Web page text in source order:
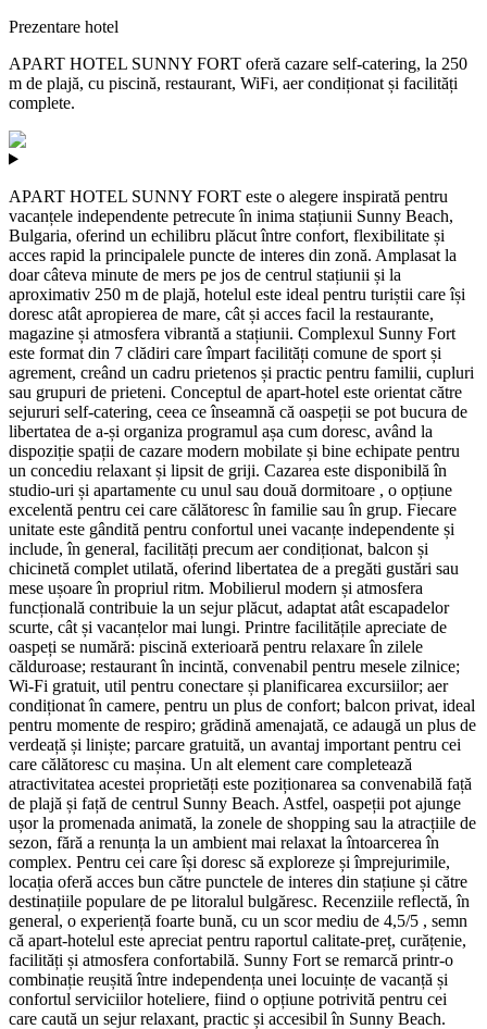
Prezentare hotel
APART HOTEL SUNNY FORT oferă cazare self-catering, la 250
m de plajă, cu piscină, restaurant, WiFi, aer condiționat și facilități
complete.
APART HOTEL SUNNY FORT este o alegere inspirată pentru
vacanțele independente petrecute în inima stațiunii Sunny Beach,
Bulgaria, oferind un echilibru plăcut între confort, flexibilitate și
acces rapid la principalele puncte de interes din zonă. Amplasat la
doar câteva minute de mers pe jos de centrul stațiunii și la
aproximativ 250 m de plajă, hotelul este ideal pentru turiștii care își
doresc atât apropierea de mare, cât și acces facil la restaurante,
magazine și atmosfera vibrantă a stațiunii. Complexul Sunny Fort
este format din 7 clădiri care împart facilități comune de sport și
agrement, creând un cadru prietenos și practic pentru familii, cupluri
sau grupuri de prieteni. Conceptul de apart-hotel este orientat către
sejururi self-catering, ceea ce înseamnă că oaspeții se pot bucura de
libertatea de a-și organiza programul așa cum doresc, având la
dispoziție spații de cazare modern mobilate și bine echipate pentru
un concediu relaxant și lipsit de griji. Cazarea este disponibilă în
studio-uri și apartamente cu unul sau două dormitoare , o opțiune
excelentă pentru cei care călătoresc în familie sau în grup. Fiecare
unitate este gândită pentru confortul unei vacanțe independente și
include, în general, facilități precum aer condiționat, balcon și
chicinetă complet utilată, oferind libertatea de a pregăti gustări sau
mese ușoare în propriul ritm. Mobilierul modern și atmosfera
funcțională contribuie la un sejur plăcut, adaptat atât escapadelor
scurte, cât și vacanțelor mai lungi. Printre facilitățile apreciate de
oaspeți se numără: piscină exterioară pentru relaxare în zilele
călduroase; restaurant în incintă, convenabil pentru mesele zilnice;
Wi‑Fi gratuit, util pentru conectare și planificarea excursiilor; aer
condiționat în camere, pentru un plus de confort; balcon privat, ideal
pentru momente de respiro; grădină amenajată, ce adaugă un plus de
verdeață și liniște; parcare gratuită, un avantaj important pentru cei
care călătoresc cu mașina. Un alt element care completează
atractivitatea acestei proprietăți este poziționarea sa convenabilă față
de plajă și față de centrul Sunny Beach. Astfel, oaspeții pot ajunge
ușor la promenada animată, la zonele de shopping sau la atracțiile de
sezon, fără a renunța la un ambient mai relaxat la întoarcerea în
complex. Pentru cei care își doresc să exploreze și împrejurimile,
locația oferă acces bun către punctele de interes din stațiune și către
destinațiile populare de pe litoralul bulgăresc. Recenziile reflectă, în
general, o experiență foarte bună, cu un scor mediu de 4,5/5 , semn
că apart-hotelul este apreciat pentru raportul calitate-preț, curățenie,
facilități și atmosfera confortabilă. Sunny Fort se remarcă printr-o
combinație reușită între independența unei locuințe de vacanță și
confortul serviciilor hoteliere, fiind o opțiune potrivită pentru cei
care caută un sejur relaxant, practic și accesibil în Sunny Beach.